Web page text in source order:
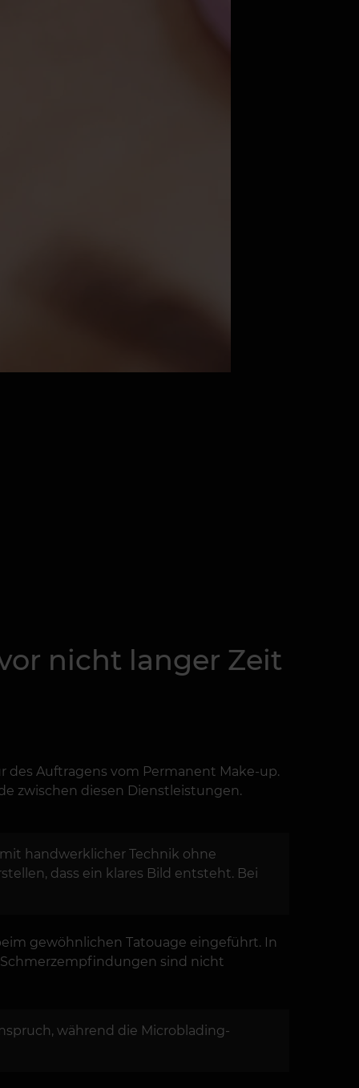
nicht langer Zeit
Auftragens vom Permanent Make-up.
zwischen diesen Dienstleistungen.
handwerklicher Technik ohne
dass ein klares Bild entsteht. Bei
gewöhnlichen Tatouage eingeführt. In
sind nicht
während die Microblading-